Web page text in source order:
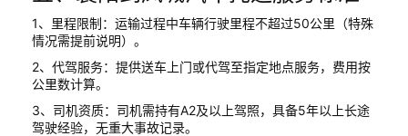
1、里程限制：运输过程中车辆行驶里程不超过50公里（特殊
情况需提前说明）。
2、代驾服务：提供送车上门或代驾至指定地点服务，费用按
公里数计算。
3、司机资质：司机需持有A2及以上驾照，具备5年以上长途
驾驶经验，无重大事故记录。